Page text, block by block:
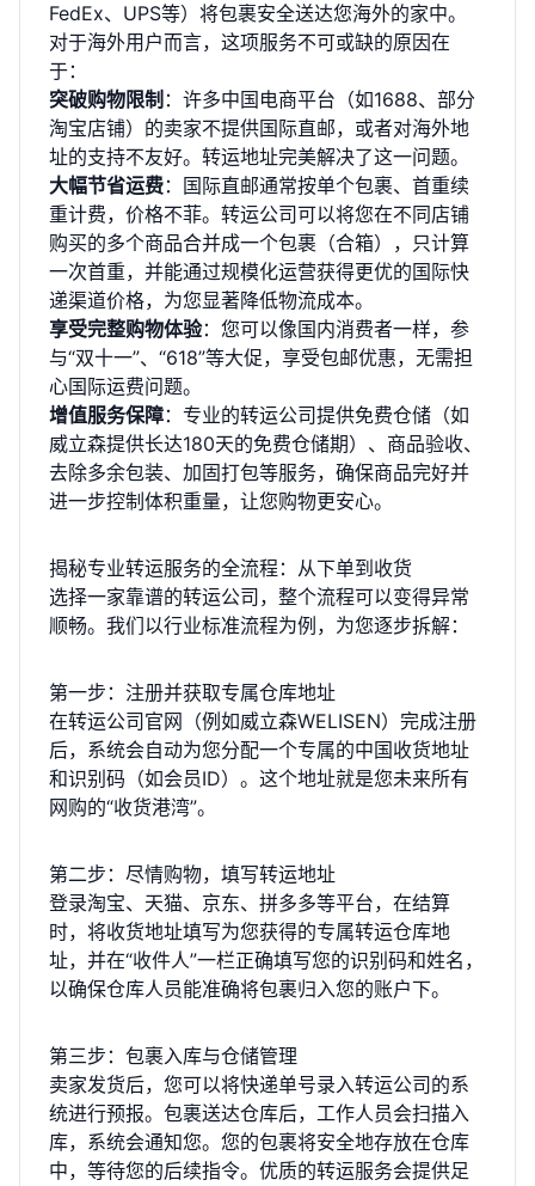
FedEx、UPS等）将包裹安全送达您海外的家中。
对于海外用户而言，这项服务不可或缺的原因在
于：
突破购物限制 ：许多中国电商平台（如1688、部分
淘宝店铺）的卖家不提供国际直邮，或者对海外地
址的支持不友好。转运地址完美解决了这一问题。
大幅节省运费：国际直邮通常按单个包裹、首重续
重计费，价格不菲。转运公司可以将您在不同店铺
购买的多个商品合并成一个包裹（合箱），只计算
一次首重，并能通过规模化运营获得更优的国际快
递渠道价格，为您显著降低物流成本。
享受完整购物体验：您可以像国内消费者一样，参
与“双十一”、“618”等大促，享受包邮优惠，无需担
心国际运费问题。
增值服务保障：专业的转运公司提供免费仓储（如
威立森提供长达180天的免费仓储期）、商品验收、
去除多余包装、加固打包等服务，确保商品完好并
进一步控制体积重量，让您购物更安心。
揭秘专业转运服务的全流程：从下单到收货
选择一家靠谱的转运公司，整个流程可以变得异常
顺畅。我们以行业标准流程为例，为您逐步拆解：
第一步：注册并获取专属仓库地址
在转运公司官网（例如威立森WELISEN）完成注册
后，系统会自动为您分配一个专属的中国收货地址
和识别码（如会员ID）。这个地址就是您未来所有
网购的“收货港湾”。
第二步：尽情购物，填写转运地址
登录淘宝、天猫、京东、拼多多等平台，在结算
时，将收货地址填写为您获得的专属转运仓库地
址，并在“收件人”一栏正确填写您的识别码和姓名，
以确保仓库人员能准确将包裹归入您的账户下。
第三步：包裹入库与仓储管理
卖家发货后，您可以将快递单号录入转运公司的系
统进行预报。包裹送达仓库后，工作人员会扫描入
库，系统会通知您。您的包裹将安全地存放在仓库
中，等待您的后续指令。优质的转运服务会提供足